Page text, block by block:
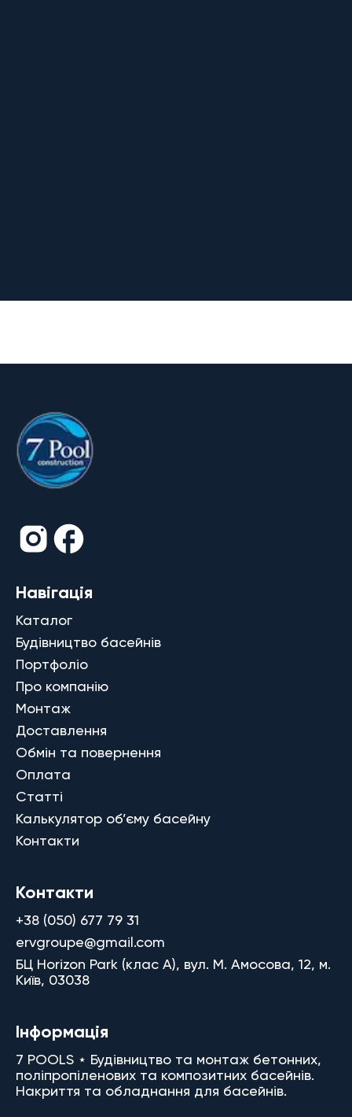
Навігація
Каталог
Будівництво басейнів
Портфоліо
Про компанію
Монтаж
Доставлення
Обмін та повернення
Оплата
Статті
Калькулятор об’єму басейну
Контакти
Контакти
+38 (050) 677 79 31
ervgroupe@gmail.com
БЦ Horizon Park (клас A), вул. М. Амосова, 12, м.
Київ, 03038
Інформація
7 POOLS ⋆ Будівництво та монтаж бетонних,
поліпропіленових та композитних басейнів.
Накриття та обладнання для басейнів.